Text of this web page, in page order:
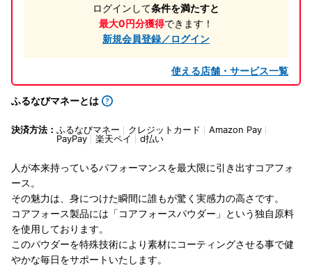
ログインして条件を満たすと
最大0円分獲得できます！
新規会員登録／ログイン
使える店舗・サービス一覧
ふるなびマネーとは
決済方法： ふるなびマネー クレジットカード
Amazon Pay
PayPay
楽天ペイ d払い
人が本来持っているパフォーマンスを最大限に引き出すコアフォ
ース。
その魅力は、身につけた瞬間に誰もが驚く実感力の高さです。
コアフォース製品には「コアフォースパウダー」という独自原料
を使用しております。
このパウダーを特殊技術により素材にコーティングさせる事で健
やかな毎日をサポートいたします。